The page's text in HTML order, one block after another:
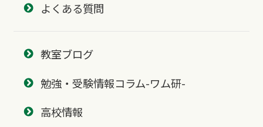
よくある質問
教室ブログ
勉強・受験情報コラム-ワム研-
高校情報